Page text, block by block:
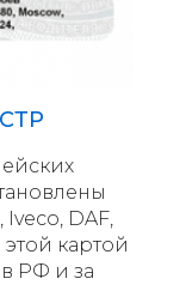
DAF,
картой
РФ и за